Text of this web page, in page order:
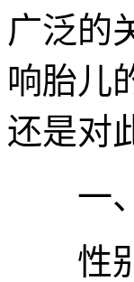
广泛的
响胎儿
还是对
一、
性别